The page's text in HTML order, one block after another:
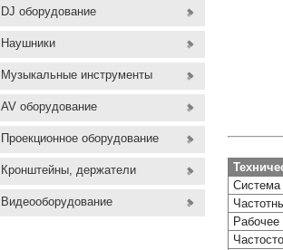
DJ оборудование
Наушники
Музыкальные инструменты
AV оборудование
Проекционное оборудование
Кронштейны, держатели
Видеооборудование
Система
Рабочее